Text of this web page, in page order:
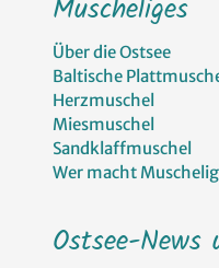
Muscheliges
Über die Ostsee
Baltische
Herzmuschel
Miesmuschel
Sandklaffmuschel
Wer macht
Ostsee-